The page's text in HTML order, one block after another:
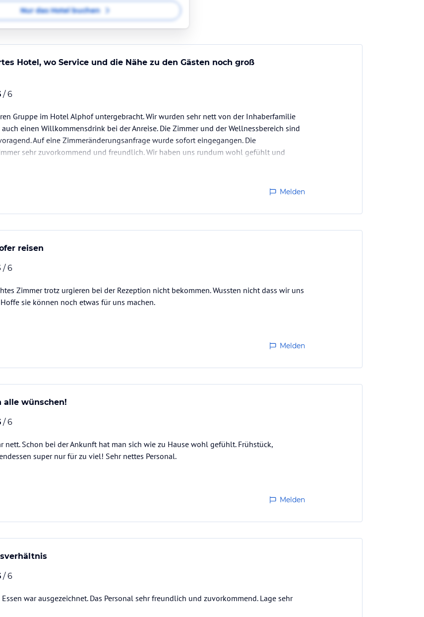
Nur das Hotel buchen
Hotel, wo Service und die Nähe zu den Gästen noch groß
/ 6
Gruppe im Hotel Alphof untergebracht. Wir wurden sehr nett von der Inhaberfamilie
einen Willkommensdrink bei der Anreise. Die Zimmer und der Wellnessbereich sind
Auf eine Zimmeränderungsanfrage wurde sofort eingegangen. Die
sehr zuvorkommend und freundlich. Wir haben uns rundum wohl gefühlt und
Melden
reisen
/ 6
Zimmer trotz urgieren bei der Rezeption nicht bekommen. Wussten nicht dass wir uns
sie können noch etwas für uns machen.
Melden
alle wünschen!
/ 6
nett. Schon bei der Ankunft hat man sich wie zu Hause wohl gefühlt. Frühstück,
super nur für zu viel! Sehr nettes Personal.
Melden
/ 6
war ausgezeichnet. Das Personal sehr freundlich und zuvorkommend. Lage sehr